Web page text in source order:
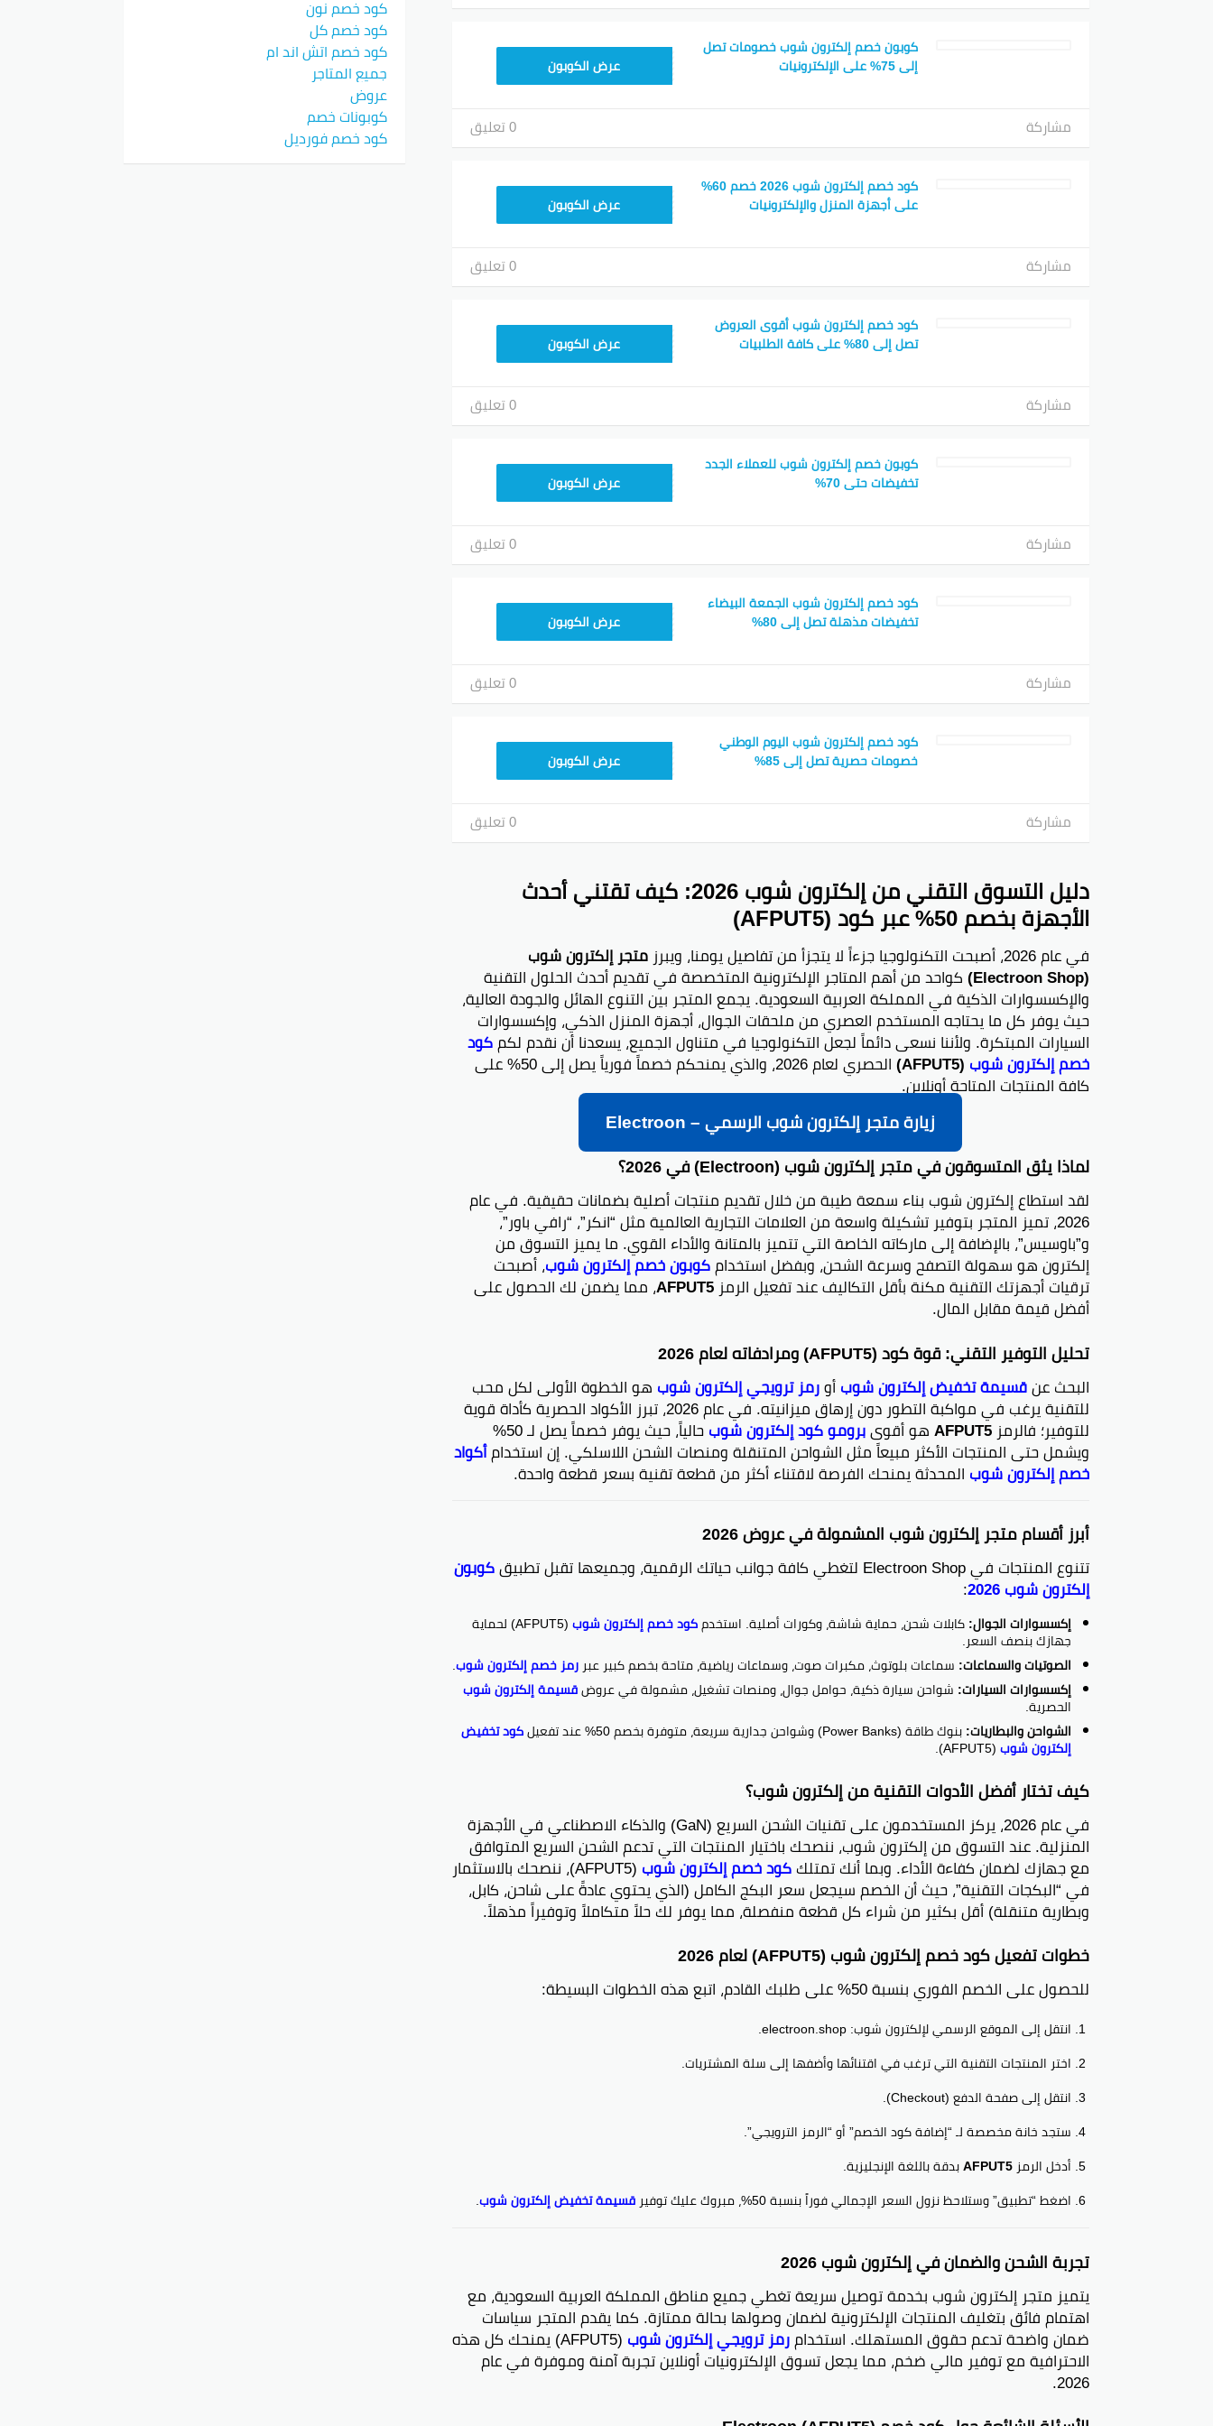
كوبون خصم إلكترون شوب خصومات تصل
إلى 75% على الإلكترونيات
عرض الكوبون
مشاركة 0 تعليق
كود خصم إلكترون شوب 2026 خصم 60%
على أجهزة المنزل والإلكترونيات
عرض الكوبون
مشاركة 0 تعليق
كود خصم إلكترون شوب أقوى العروض
تصل إلى 80% على كافة الطلبيات
SHOP50عرض الكوبون
مشاركة 0 تعليق
كوبون خصم إلكترون شوب للعملاء الجدد
تخفيضات حتى 70%
FIRST75عرض الكوبون
مشاركة 0 تعليق
كود خصم إلكترون شوب الجمعة البيضاء
تخفيضات مذهلة تصل إلى 80%
CTROON80
عرض الكوبون
مشاركة 0 تعليق
كود خصم إلكترون شوب اليوم الوطني
خصومات حصرية تصل إلى 85%
KSA95عرض الكوبون
مشاركة 0 تعليق
دليل التسوق التقني من إلكترون شوب 2026: كيف تقتني أحدث
الأجهزة بخصم 50% عبر كود (AFPUT5)
في عام 2026، أصبحت التكنولوجيا جزءاً لا يتجزأ من تفاصيل يومنا، ويبرز متجر إلكترون شوب
(Electroon Shop) كواحد من أهم المتاجر الإلكترونية المتخصصة في تقديم أحدث الحلول التقنية
والإكسسوارات الذكية في المملكة العربية السعودية. يجمع المتجر بين التنوع الهائل والجودة العالية،
حيث يوفر كل ما يحتاجه المستخدم العصري من ملحقات الجوال، أجهزة المنزل الذكي، وإكسسوارات
السيارات المبتكرة. ولأننا نسعى دائماً لجعل التكنولوجيا في متناول الجميع، يسعدنا أن نقدم لكمكود
خصم إلكترون شوب (AFPUT5) الحصري لعام 2026، والذي يمنحكم خصماً فورياً يصل إلى 50% على
كافة المنتجات المتاحة أونلاين.
زيارة متجر إلكترون شوب الرسمي – Electroon
لماذا يثق المتسوقون في متجر إلكترون شوب (Electroon) في 2026؟
لقد استطاع إلكترون شوب بناء سمعة طيبة من خلال تقديم منتجات أصلية بضمانات حقيقية. في عام
2026، تميز المتجر بتوفير تشكيلة واسعة من العلامات التجارية العالمية مثل “انكر”، “رافي باور”،
و”باوسيس”، بالإضافة إلى ماركاته الخاصة التي تتميز بالمتانة والأداء القوي. ما يميز التسوق من
إلكترون هو سهولة التصفح وسرعة الشحن، وبفضل استخدامكوبون خصم إلكترون شوب، أصبحت
ترقيات أجهزتك التقنية مكنة بأقل التكاليف عند تفعيل الرمزAFPUT5، مما يضمن لك الحصول على
أفضل قيمة مقابل المال.
تحليل التوفير التقني: قوة كود (AFPUT5) ومرادفاته لعام 2026
البحث عنقسيمة تخفيض إلكترون شوبأورمز ترويجي إلكترون شوب هو الخطوة الأولى لكل محب
للتقنية يرغب في مواكبة التطور دون إرهاق ميزانيته. في عام 2026، تبرز الأكواد الحصرية كأداة قوية
للتوفير؛ فالرمز AFPUT5هو أقوىبرومو كود إلكترون شوب حالياً، حيث يوفر خصماً يصل لـ 50%
ويشمل حتى المنتجات الأكثر مبيعاً مثل الشواحن المتنقلة ومنصات الشحن اللاسلكي. إن استخدامأكواد
خصم إلكترون شوب المحدثة يمنحك الفرصة لاقتناء أكثر من قطعة تقنية بسعر قطعة واحدة.
أبرز أقسام متجر إلكترون شوب المشمولة في عروض 2026
تتنوع المنتجات في Electroon Shop لتغطي كافة جوانب حياتك الرقمية، وجميعها تقبل تطبيق كوبون
إلكترون شوب 2026 :
إكسسوارات الجوال:كابلات شحن، حماية شاشة، وكورات أصلية. استخدمكود خصم إلكترون شوب (AFPUT5) لحماية
جهازك بنصف السعر.
الصوتيات والسماعات: سماعات بلوتوث، مكبرات صوت، وسماعات رياضية، متاحة بخصم كبير عبررمز خصم إلكترون شوب.
إكسسوارات السيارات: شواحن سيارة ذكية، حوامل جوال، ومنصات تشغيل، مشمولة في عروضقسيمة إلكترون شوب
الحصرية.
الشواحن والبطاريات:بنوك طاقة (Power Banks) وشواحن جدارية سريعة، متوفرة بخصم 50% عند تفعيل كود تخفيض
إلكترون شوب(AFPUT5).
كيف تختار أفضل الأدوات التقنية من إلكترون شوب؟
في عام 2026، يركز المستخدمون على تقنيات الشحن السريع (GaN) والذكاء الاصطناعي في الأجهزة
المنزلية. عند التسوق من إلكترون شوب، ننصحك باختيار المنتجات التي تدعم الشحن السريع المتوافق
مع جهازك لضمان كفاءة الأداء. وبما أنك تمتلككود خصم إلكترون شوب (AFPUT5)، ننصحك بالاستثمار
في “البكجات التقنية”، حيث أن الخصم سيجعل سعر البكج الكامل (الذي يحتوي عادةً على شاحن، كابل،
وبطارية متنقلة) أقل بكثير من شراء كل قطعة منفصلة، مما يوفر لك حلاً متكاملاً وتوفيراً مذهلاً.
خطوات تفعيل كود خصم إلكترون شوب (AFPUT5) لعام 2026
للحصول على الخصم الفوري بنسبة 50% على طلبك القادم، اتبع هذه الخطوات البسيطة:
انتقل إلى الموقع الرسمي لإلكترون شوب: electroon.shop.
اختر المنتجات التقنية التي ترغب في اقتنائها وأضفها إلى سلة المشتريات.
انتقل إلى صفحة الدفع (Checkout).
ستجد خانة مخصصة لـ “إضافة كود الخصم” أو “الرمز الترويجي”.
أدخل الرمز AFPUT5بدقة باللغة الإنجليزية.
اضغط “تطبيق” وستلاحظ نزول السعر الإجمالي فوراً بنسبة 50%، مبروك عليك توفير
قسيمة تخفيض إلكترون شوب.
تجربة الشحن والضمان في إلكترون شوب 2026
يتميز متجر إلكترون شوب بخدمة توصيل سريعة تغطي جميع مناطق المملكة العربية السعودية، مع
اهتمام فائق بتغليف المنتجات الإلكترونية لضمان وصولها بحالة ممتازة. كما يقدم المتجر سياسات
ضمان واضحة تدعم حقوق المستهلك. استخدامرمز ترويجي إلكترون شوب (AFPUT5) يمنحك كل هذه
الاحترافية مع توفير مالي ضخم، مما يجعل تسوق الإلكترونيات أونلاين تجربة آمنة وموفرة في عام
2026.
كود خصم نون
كود خصم كل
كود خصم اتش اند ام
جميع المتاجر
عروض
كوبونات خصم
كود خصم فورديل